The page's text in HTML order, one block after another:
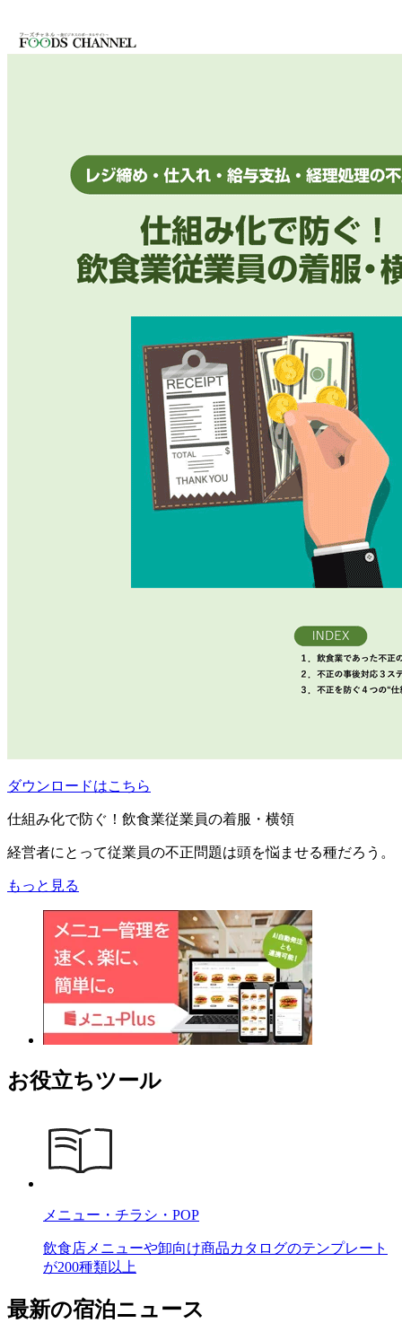
ダウンロードはこちら
仕組み化で防ぐ！飲食業従業員の着服・横領
経営者にとって従業員の不正問題は頭を悩ませる種だろう。
もっと見る
お役立ちツール
メニュー・チラシ・POP
飲食店メニューや卸向け商品カタログのテンプレート
が200種類以上
最新の宿泊ニュース